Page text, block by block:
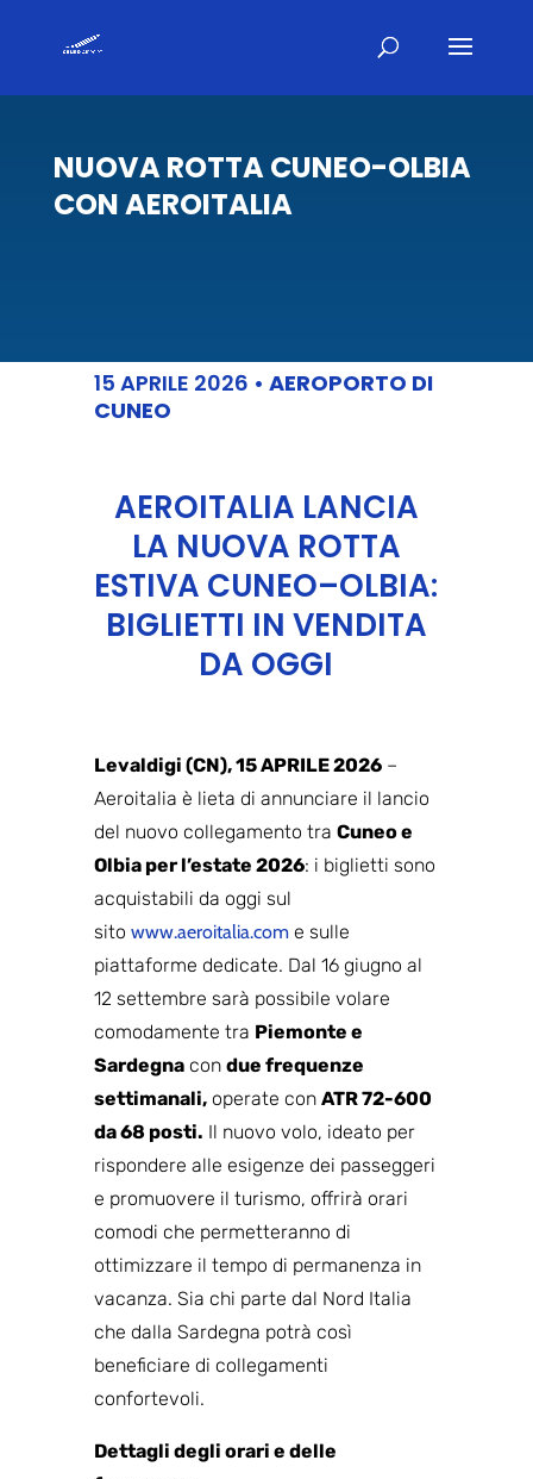
NUOVA ROTTA CUNEO-OLBIA
CON AEROITALIA
15 APRILE 2026 • AEROPORTO DI
CUNEO
AEROITALIA LANCIA
LA NUOVA ROTTA
ESTIVA CUNEO–OLBIA:
BIGLIETTI IN VENDITA
DA OGGI
Levaldigi (CN), 15 APRILE 2026–
Aeroitalia è lieta di annunciare il lancio
del nuovo collegamento tra Cuneo e
Olbia per l’estate 2026: i biglietti sono
acquistabili da oggi sul
sito www.aeroitalia.come sulle
piattaforme dedicate. Dal 16 giugno al
12 settembre sarà possibile volare
comodamente tra Piemonte e
Sardegnacon due frequenze
settimanali,operate con ATR 72-600
da 68 posti. Il nuovo volo, ideato per
rispondere alle esigenze dei passeggeri
e promuovere il turismo, offrirà orari
comodi che permetteranno di
ottimizzare il tempo di permanenza in
vacanza. Sia chi parte dal Nord Italia
che dalla Sardegna potrà così
beneficiare di collegamenti
confortevoli.
Dettagli degli orari e delle